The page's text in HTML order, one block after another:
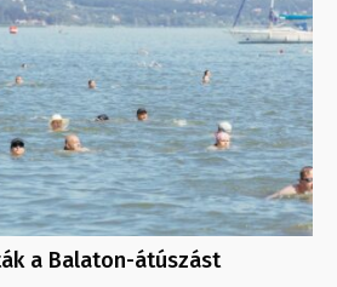
a Balaton-átúszást